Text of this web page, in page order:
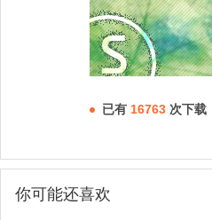
已有 16763 次下载
你可能还喜欢